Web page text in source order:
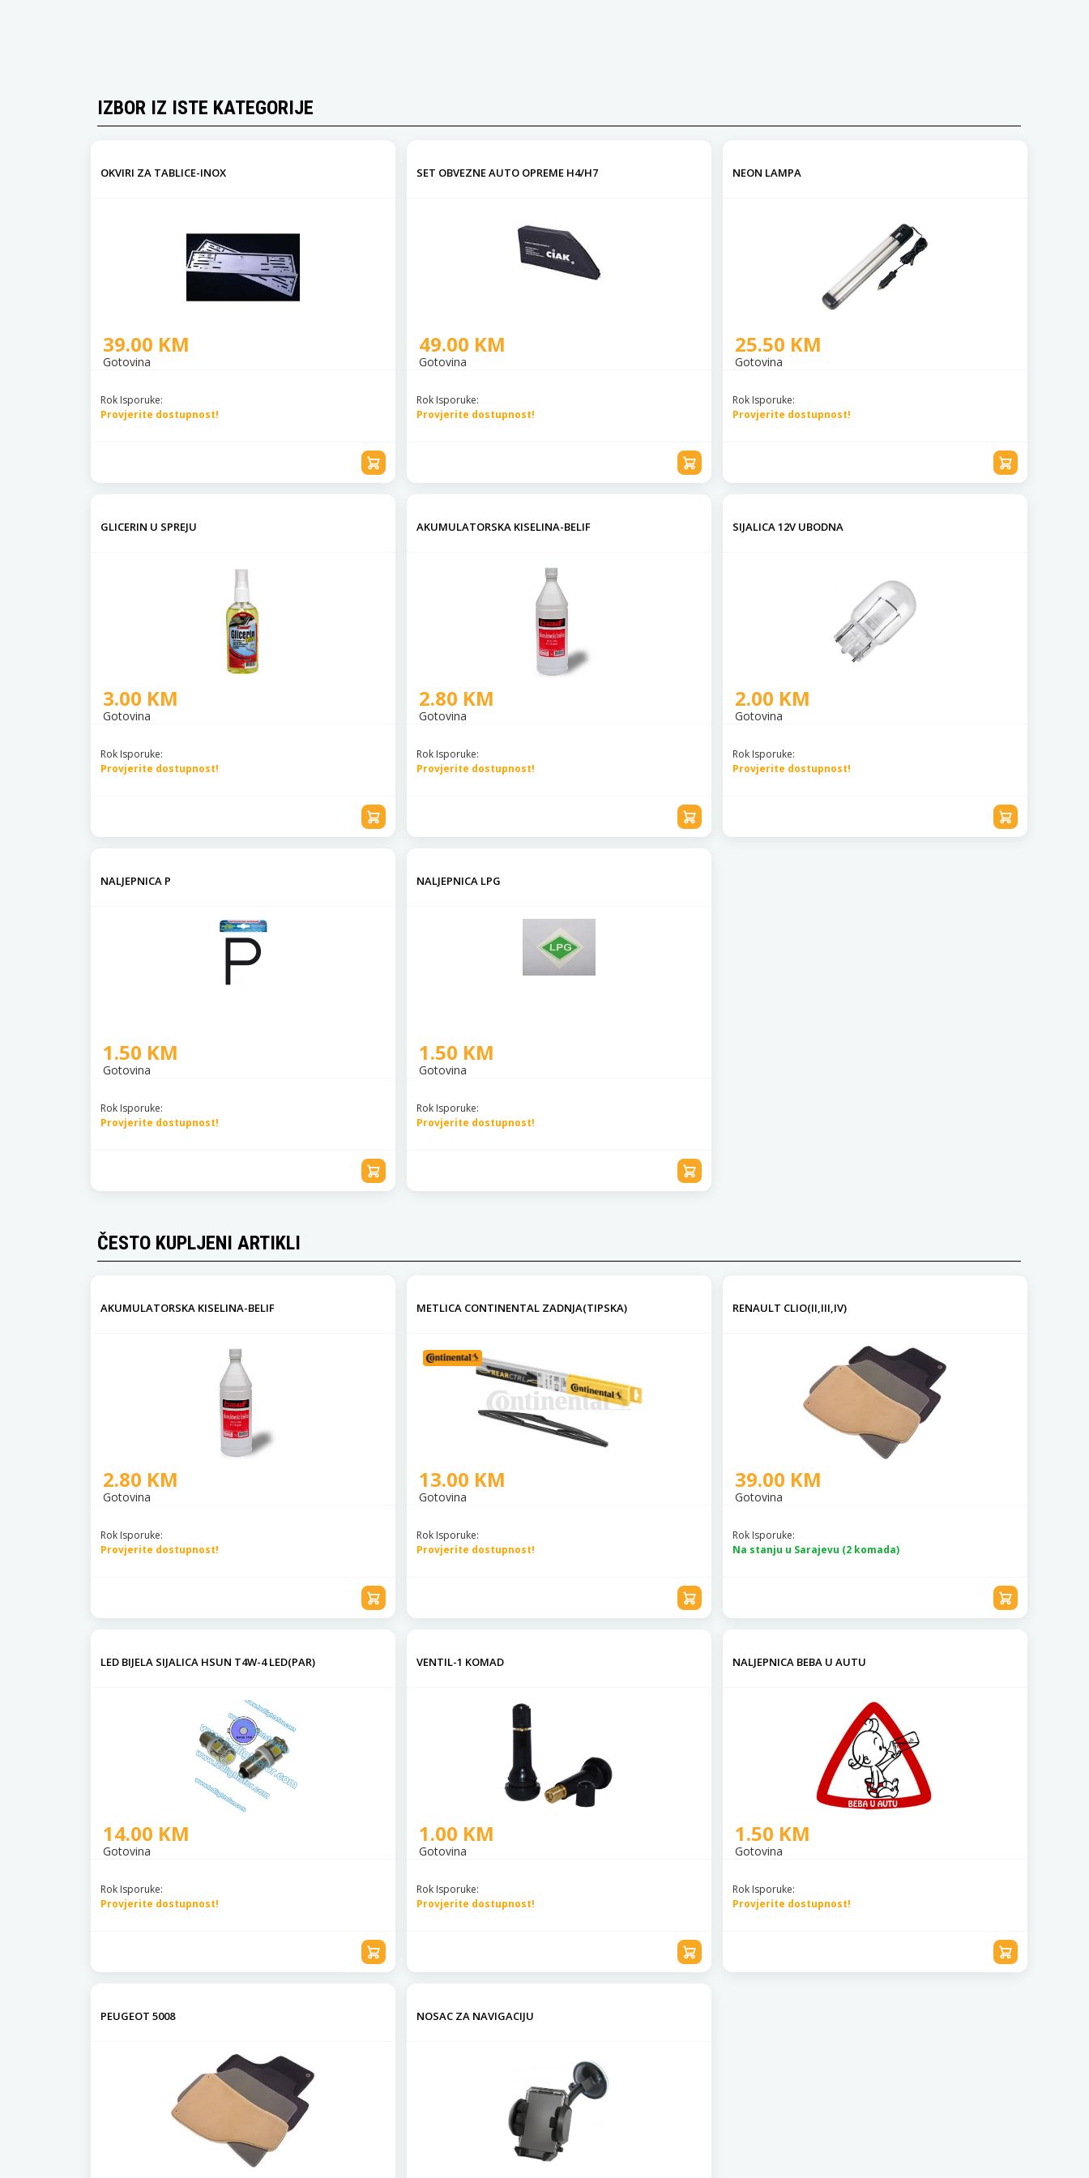
IZBOR IZ ISTE KATEGORIJE
OKVIRI ZA TABLICE-INOX
39.00 KM
Gotovina
Rok Isporuke:
Provjerite dostupnost!
SET OBVEZNE AUTO OPREME H4/H7
49.00 KM
Gotovina
Rok Isporuke:
Provjerite dostupnost!
NEON LAMPA
25.50 KM
Gotovina
Rok Isporuke:
Provjerite dostupnost!
GLICERIN U SPREJU
3.00 KM
Gotovina
Rok Isporuke:
Provjerite dostupnost!
AKUMULATORSKA KISELINA-BELIF
2.80 KM
Gotovina
Rok Isporuke:
Provjerite dostupnost!
SIJALICA 12V UBODNA
2.00 KM
Gotovina
Rok Isporuke:
Provjerite dostupnost!
NALJEPNICA P
1.50 KM
Gotovina
Rok Isporuke:
Provjerite dostupnost!
NALJEPNICA LPG
1.50 KM
Gotovina
Rok Isporuke:
Provjerite dostupnost!
ČESTO KUPLJENI ARTIKLI
AKUMULATORSKA KISELINA-BELIF
2.80 KM
Gotovina
Rok Isporuke:
Provjerite dostupnost!
METLICA CONTINENTAL ZADNJA(TIPSKA)
13.00 KM
Gotovina
Rok Isporuke:
Provjerite dostupnost!
RENAULT CLIO(II,III,IV)
39.00 KM
Gotovina
Rok Isporuke:
Na stanju u Sarajevu (2 komada)
LED BIJELA SIJALICA HSUN T4W-4 LED(PAR)
14.00 KM
Gotovina
Rok Isporuke:
Provjerite dostupnost!
VENTIL-1 KOMAD
1.00 KM
Gotovina
Rok Isporuke:
Provjerite dostupnost!
NALJEPNICA BEBA U AUTU
1.50 KM
Gotovina
Rok Isporuke:
Provjerite dostupnost!
PEUGEOT 5008 NOSAC ZA NAVIGACIJU